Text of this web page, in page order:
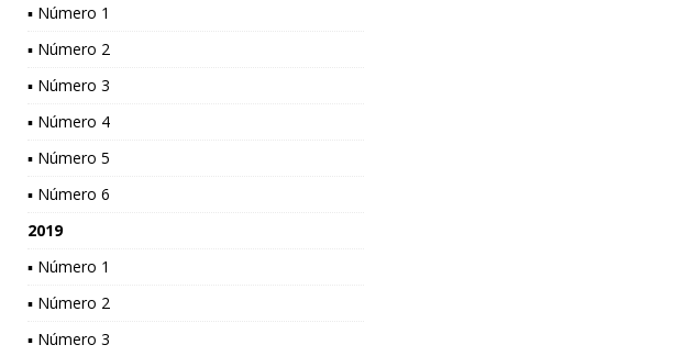
▪ Número 1
▪ Número 2
▪ Número 3
▪ Número 4
▪ Número 5
▪ Número 6
2019
▪ Número 1
▪ Número 2
▪ Número 3